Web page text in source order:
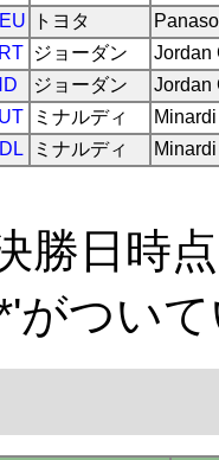
トヨタ
ジョーダン
Jordan
ジョーダン
Jordan
ミナルディ
ミナルディ
勝日時点
がつい